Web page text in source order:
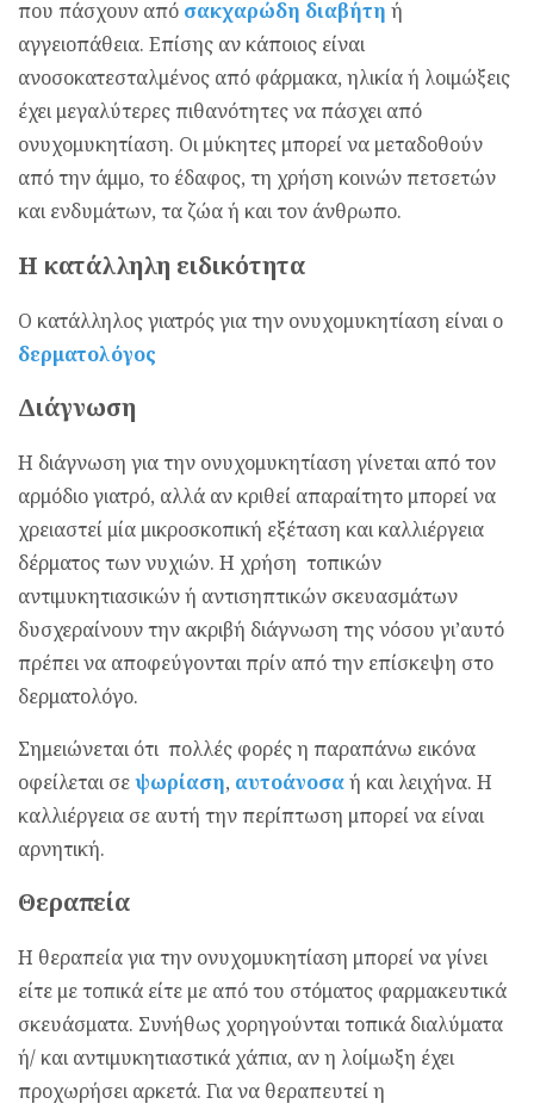
που πάσχουν από σακχαρώδη διαβήτη ή
αγγειοπάθεια. Επίσης αν κάποιος είναι
ανοσοκατεσταλμένος από φάρμακα, ηλικία ή λοιμώξεις
έχει μεγαλύτερες πιθανότητες να πάσχει από
ονυχομυκητίαση. Οι μύκητες μπορεί να μεταδοθούν
από την άμμο, το έδαφος, τη χρήση κοινών πετσετών
και ενδυμάτων, τα ζώα ή και τον άνθρωπο.
Η κατάλληλη ειδικότητα
Ο κατάλληλος γιατρός για την ονυχομυκητίαση είναι ο
δερματολόγος
Διάγνωση
Η διάγνωση για την ονυχομυκητίαση γίνεται από τον
αρμόδιο γιατρό, αλλά αν κριθεί απαραίτητο μπορεί να
χρειαστεί μία μικροσκοπική εξέταση και καλλιέργεια
δέρματος των νυχιών. Η χρήση τοπικών
αντιμυκητιασικών ή αντισηπτικών σκευασμάτων
δυσχεραίνουν την ακριβή διάγνωση της νόσου γι’αυτό
πρέπει να αποφεύγονται πρίν από την επίσκεψη στο
δερματολόγο.
Σημειώνεται ότι πολλές φορές η παραπάνω εικόνα
οφείλεται σεψωρίαση, αυτοάνοσαή και λειχήνα. Η
καλλιέργεια σε αυτή την περίπτωση μπορεί να είναι
αρνητική.
Θεραπεία
Η θεραπεία για την ονυχομυκητίαση μπορεί να γίνει
είτε με τοπικά είτε με από του στόματος φαρμακευτικά
σκευάσματα. Συνήθως χορηγούνται τοπικά διαλύματα
ή/ και αντιμυκητιαστικά χάπια, αν η λοίμωξη έχει
προχωρήσει αρκετά. Για να θεραπευτεί η